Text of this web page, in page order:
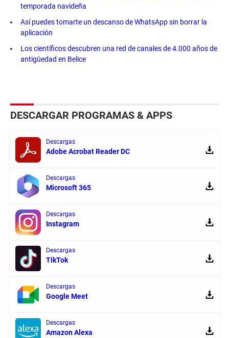
temporada navideña
Así puedes tomarte un descanso de WhatsApp sin borrar la
aplicación
Los científicos descubren una red de canales de 4.000 años de
antigüedad en Belice
DESCARGAR PROGRAMAS & APPS
Descargas
Adobe Acrobat Reader DC
Descargas
Microsoft 365
Descargas
Instagram
Descargas
TikTok
Descargas
Google Meet
Descargas
Amazon Alexa